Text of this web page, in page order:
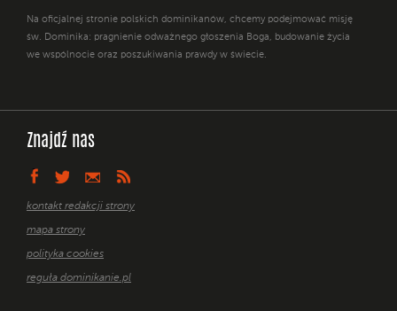
Na oficjalnej stronie polskich dominikanów, chcemy podejmować misję
św. Dominika: pragnienie odważnego głoszenia Boga, budowanie życia
we wspólnocie oraz poszukiwania prawdy w świecie.
Znajdź nas
kontakt redakcji strony
mapa strony
polityka cookies
reguła dominikanie.pl